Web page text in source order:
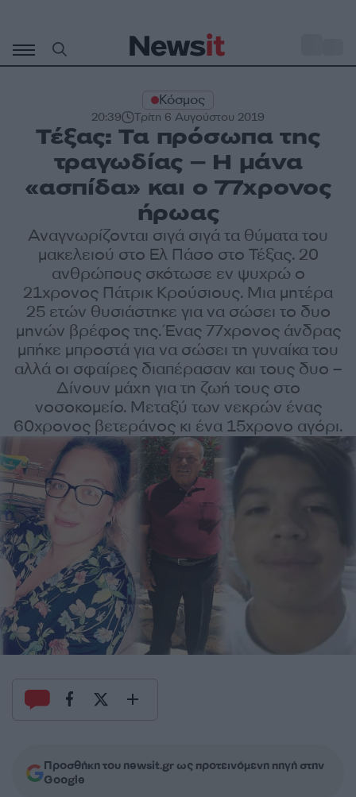
περιεχόμενο
Κόσμος
20:39 Τρίτη 6 Αυγούστου 2019
Τέξας: Τα πρόσωπα της
τραγωδίας – Η μάνα
«ασπίδα» και ο 77χρονος
ήρωας
Αναγνωρίζονται σιγά σιγά τα θύματα του
μακελειού στο Ελ Πάσο στο Τέξας. 20
ανθρώπους σκότωσε εν ψυχρώ ο
21χρονος Πάτρικ Κρούσιους. Μια μητέρα
25 ετών θυσιάστηκε για να σώσει το δυο
μηνών βρέφος της. Ένας 77χρονος άνδρας
μπήκε μπροστά για να σώσει τη γυναίκα του
αλλά οι σφαίρες διαπέρασαν και τους δυο –
Δίνουν μάχη για τη ζωή τους στο
νοσοκομείο. Μεταξύ των νεκρών ένας
60χρονος βετεράνος κι ένα 15χρονο αγόρι.
Προσθήκη του newsit.gr ως προτεινόμενη πηγή στην
Google